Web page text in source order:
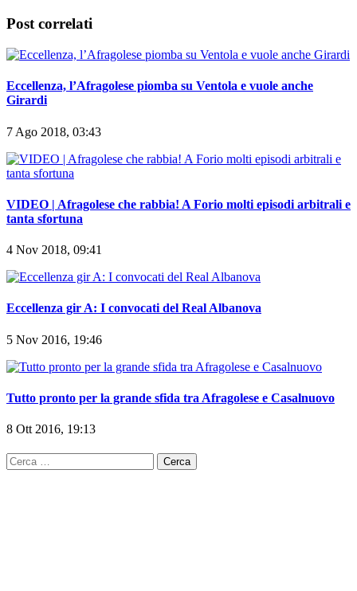
Eccellenza, l’Afragolese piomba su Ventola e vuole anche
7 Ago 2018, 03:43
VIDEO | Afragolese che rabbia! A Forio molti episodi arbitrali e
4 Nov 2018, 09:41
Eccellenza gir A: I convocati del Real Albanova
5 Nov 2016, 19:46
Tutto pronto per la grande sfida tra Afragolese e Casalnuovo
8 Ott 2016, 19:13
Ricerca